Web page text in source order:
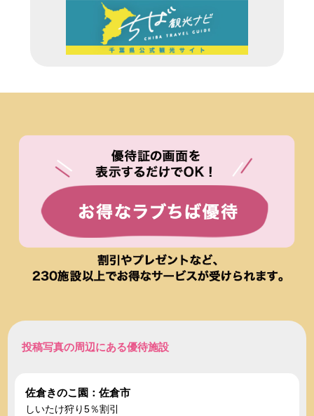
投稿写真の周辺にある優待施設
佐倉きのこ園：佐倉市
しいたけ狩り5％割引